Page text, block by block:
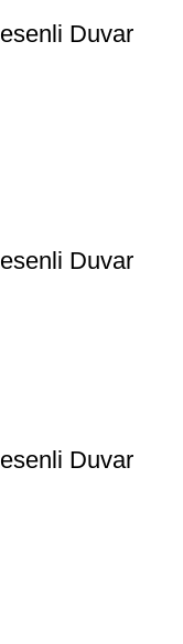
Duvar
Duvar
Duvar